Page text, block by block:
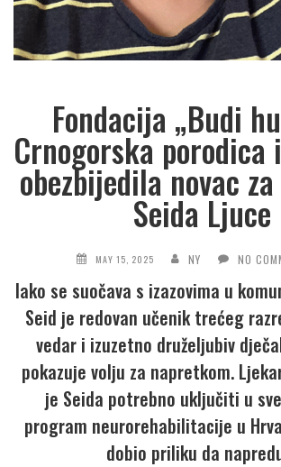
Fondacija „Budi
Crnogorska porodica
obezbijedila novac
Seida Ljuce
MAY 15, 2025 NY NO
Iako se suočava s izazovima u
Seid je redovan učenik trećeg
vedar i izuzetno druželjubiv
pokazuje volju za napretkom.
je Seida potrebno uključiti u
program neurorehabilitacije u
dobio priliku da